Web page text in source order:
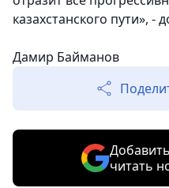
казахстанского пути», -
Дамир Байманов
читать